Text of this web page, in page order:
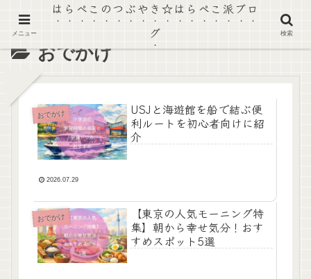
おでかけ
おでかけ
USJと海遊館を船で結ぶ便
利ルートを初心者向けに紹
介
2026.07.29
おでかけ
【東京の人気モーニング特
集】朝から幸せ気分！おす
すめスポット5選
メニュー
はらぺこのつぶやき☆はらぺこ派ブロ
グ
検索